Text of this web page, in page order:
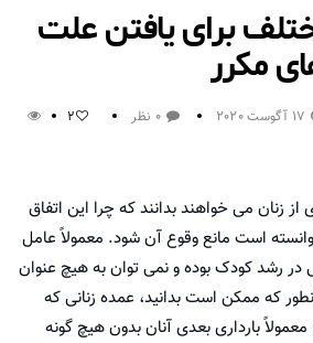
برای یافتن علت
مکرر
17 آگوست 2020 0 نظر 2
زنان می خواهند بدانند که چرا این اتفاق
است مانع وقوع آن شود. معمولاً عامل
رشد کودک بوده و نمی توان به هیچ عنوان
که ممکن است بدانید، عمده زنانی که
بارداری بعدی آنان بدون هیچ گونه